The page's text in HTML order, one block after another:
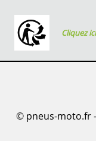
Cliquez
© pneus-moto.fr